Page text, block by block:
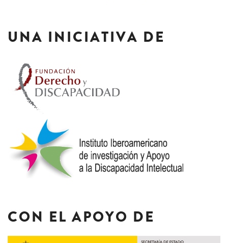
UNA INICIATIVA DE
CON EL APOYO DE